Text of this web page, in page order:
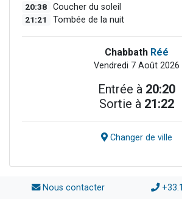
20:38 Coucher du soleil
21:21 Tombée de la nuit
Chabbath Réé
Vendredi 7 Août 2026
Entrée à 20:20
Sortie à 21:22
Changer de ville
Nous contacter